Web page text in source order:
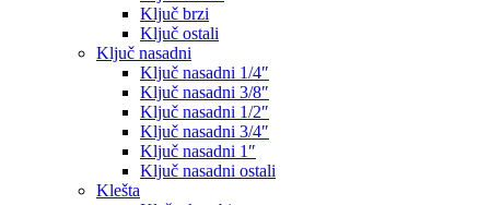
Ključ brzi
Ključ ostali
Ključ nasadni
Ključ nasadni 1/4″
Ključ nasadni 3/8″
Ključ nasadni 1/2″
Ključ nasadni 3/4″
Ključ nasadni 1″
Ključ nasadni ostali
Klešta